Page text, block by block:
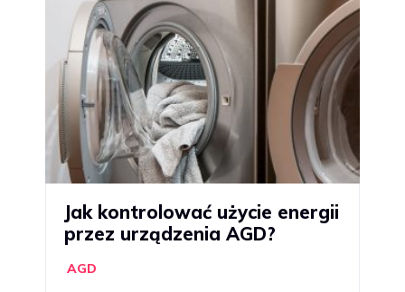
Jak kontrolować użycie energii
przez urządzenia AGD?
AGD